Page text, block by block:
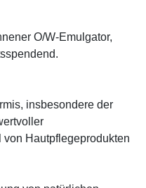
O/W-Emulgator,
insbesondere der
Hautpflegeprodukten